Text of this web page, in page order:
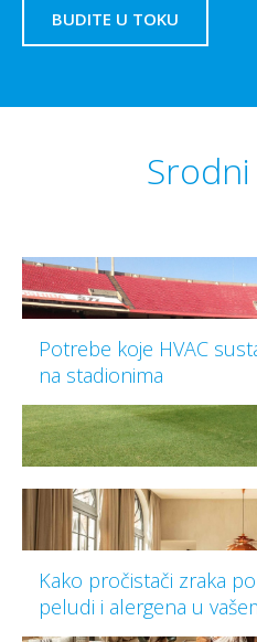
BUDITE U TOKU
Potrebe koje HVAC
na stadionima
Kako pročistači zraka
peludi i alergena u